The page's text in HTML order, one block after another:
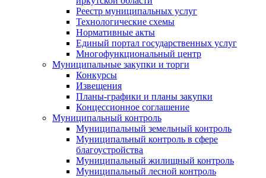
Реестр муниципальных услуг
Технологические схемы
Нормативные акты
Единый портал государственных услуг
Многофункциональный центр
Муниципальные закупки и торги
Конкурсы
Извещения
Планы-графики и планы закупки
Концессионное соглашение
Муниципальный контроль
Муниципальный земельный контроль
Муниципальный контроль в сфере
благоустройства
Муниципальный жилищный контроль
Муниципальный лесной контроль